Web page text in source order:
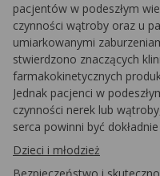
pacjentów w podeszłym
czynności wątroby oraz u
umiarkowanymi
stwierdzono znaczących
farmakokinetycznych
Jednak pacjenci w
czynności nerek lub
serca powinni być
Dzieci i młodzież